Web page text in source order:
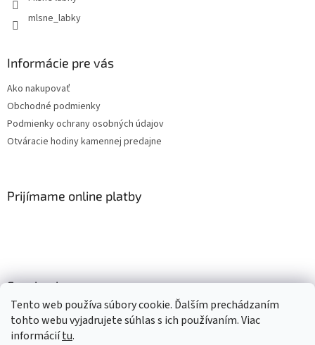
Tento web používa súbory cookie. Ďalším prechádzaním
tohto webu vyjadrujete súhlas s ich používaním. Viac
informáciítu.
mlsne_labky
Informácie pre vás
Ako nakupovať
Obchodné podmienky
Podmienky ochrany osobných údajov
Otváracie hodiny kamennej predajne
Prijímame online platby
Facebook